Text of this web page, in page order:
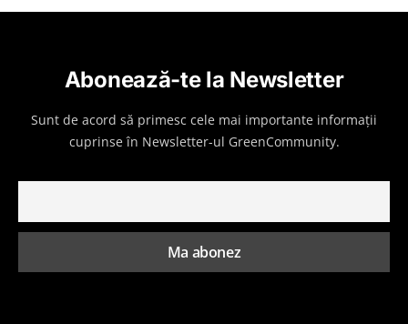
Abonează-te la Newsletter
Sunt de acord să primesc cele mai importante informații
cuprinse în Newsletter-ul GreenCommunity.